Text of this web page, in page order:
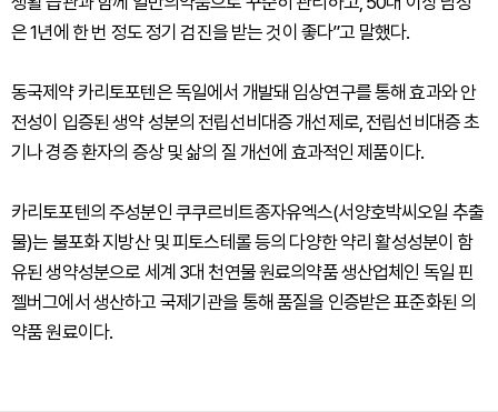
은 1년에 한 번 정도 정기 검진을 받는 것이 좋다”고 말했다.
동국제약 카리토포텐은 독일에서 개발돼 임상연구를 통해 효과와 안
전성이 입증된 생약 성분의 전립선비대증 개선제로, 전립선비대증 초
기나 경증 환자의 증상 및 삶의 질 개선에 효과적인 제품이다.
카리토포텐의 주성분인 쿠쿠르비트종자유엑스(서양호박씨오일 추출
물)는 불포화 지방산 및 피토스테롤 등의 다양한 약리 활성성분이 함
유된 생약성분으로 세계 3대 천연물 원료의약품 생산업체인 독일 핀
젤버그에서 생산하고 국제기관을 통해 품질을 인증받은 표준화된 의
약품 원료이다.